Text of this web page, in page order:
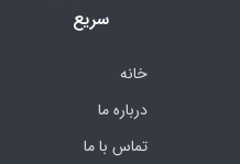
سریع
خانه
درباره ما
تماس با ما